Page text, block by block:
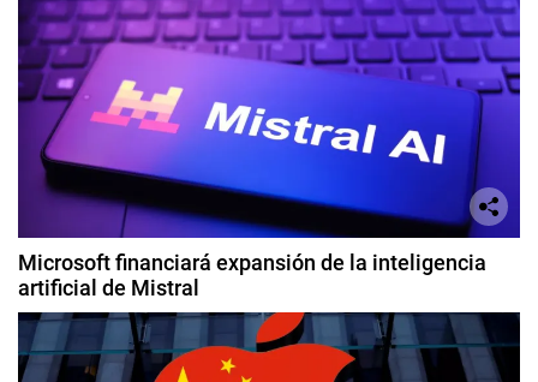
Microsoft financiará expansión de la inteligencia
artificial de Mistral